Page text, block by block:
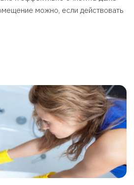
можно, если действовать